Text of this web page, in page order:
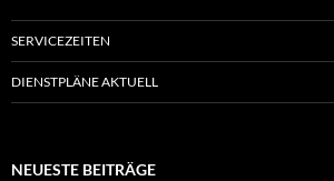
SERVICEZEITEN
DIENSTPLÄNE AKTUELL
NEUESTE BEITRÄGE